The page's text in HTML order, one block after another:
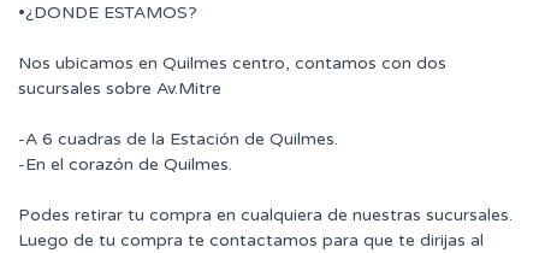
•¿DONDE ESTAMOS?
Nos ubicamos en Quilmes centro, contamos con dos
sucursales sobre Av.Mitre
-A 6 cuadras de la Estación de Quilmes.
-En el corazón de Quilmes.
Podes retirar tu compra en cualquiera de nuestras sucursales.
Luego de tu compra te contactamos para que te dirijas al